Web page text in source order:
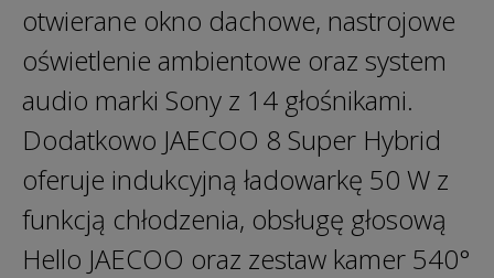
otwierane okno dachowe, nastrojowe
oświetlenie ambientowe oraz system
audio marki Sony z 14 głośnikami.
Dodatkowo JAECOO 8 Super Hybrid
oferuje indukcyjną ładowarkę 50 W z
funkcją chłodzenia, obsługę głosową
Hello JAECOO oraz zestaw kamer 540°